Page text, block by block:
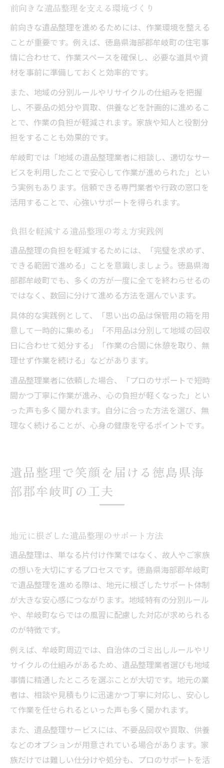
前向きな遺品整理を支える環境づくり
前向きな遺品整理を進めるためには、作業環境を整える
ことが重要です。例えば、徳島県海部郡牟岐町の住宅事
情に合わせて、作業スペースを確保し、必要な道具や資
材を事前に準備しておくと効率的です。
また、地域の分別ルールやリサイクルの仕組みを把握
し、不要品の処分や買取、供養などを計画的に進めるこ
とで、作業の負担が軽減されます。家族や知人と役割分
担をすることも効果的です。
牟岐町では「地域の遺品整理業者に相談し、適切なサー
ビスを利用したことで安心して作業が進められた」とい
う実例もあります。信頼できる専門業者や行政の窓口を
活用することで、心強いサポートを得られます。
負担を軽減する遺品整理の考え方実践例
遺品整理の負担を軽減するためには、「完璧を求めず、
できる範囲で進める」ことを意識しましょう。徳島県海
部郡牟岐町でも、多くの方が一度に全てを終わらせるの
ではなく、数回に分けて進める方法を選んでいます。
具体的な実践例として、「思い出の品は保管用の箱を用
意して一時的に集める」「不用品は分別して地域の回収
日に合わせて処分する」「作業の合間に休憩を取り、無
理せず作業を続ける」などがあります。
遺品整理業者に依頼した場合、「プロのサポートで短時
間かつ丁寧に作業が進み、心の負担が軽くなった」とい
った声も多く聞かれます。自分に合った方法を選び、無
理なく続けることが、心身の健康を守るポイントです。
遺品整理で笑顔を届ける徳島県海
部郡牟岐町の工夫
地元に根ざした遺品整理のサポート方法
遺品整理は、単なる片付け作業ではなく、故人やご家族
の想いを大切にするプロセスです。徳島県海部郡牟岐町
で遺品整理を進める際は、地元に根ざしたサポート体制
が大きな安心感につながります。地域特有の分別ルール
や、牟岐町ならではの風習に配慮した対応が求められる
のが特徴です。
例えば、牟岐町周辺では、自治体のゴミ出しルールやリ
サイクルの仕組みがあるため、遺品整理業者選びも地域
事情に精通したところを選ぶことが大切です。地元の業
者は、相談や見積もりに迅速かつ丁寧に対応し、安心し
て作業を任せられるといった声も多く聞かれます。
また、遺品整理サービスには、不要品回収や買取、供養
などのオプションが用意されている場合があります。家
族だけでは難しい仕分けや処分も、プロのサポートを活